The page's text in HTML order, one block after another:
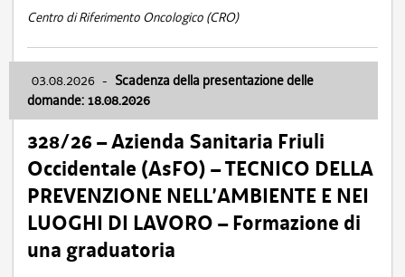
Centro di Riferimento Oncologico (CRO)
03.08.2026 - Scadenza della presentazione delle
domande: 18.08.2026
328/26 – Azienda Sanitaria Friuli
Occidentale (AsFO) – TECNICO DELLA
PREVENZIONE NELL’AMBIENTE E NEI
LUOGHI DI LAVORO – Formazione di
una graduatoria